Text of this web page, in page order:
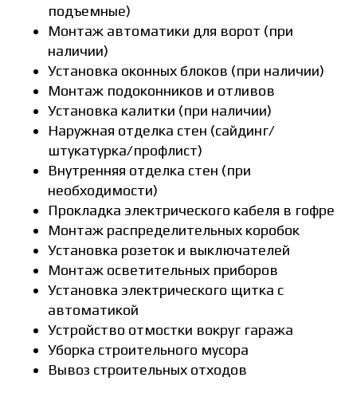
подъемные)
Монтаж автоматики для ворот (при
наличии)
Установка оконных блоков (при наличии)
Монтаж подоконников и отливов
Установка калитки (при наличии)
Наружная отделка стен (сайдинг/
штукатурка/профлист)
Внутренняя отделка стен (при
необходимости)
Прокладка электрического кабеля в гофре
Монтаж распределительных коробок
Установка розеток и выключателей
Монтаж осветительных приборов
Установка электрического щитка с
автоматикой
Устройство отмостки вокруг гаража
Уборка строительного мусора
Вывоз строительных отходов